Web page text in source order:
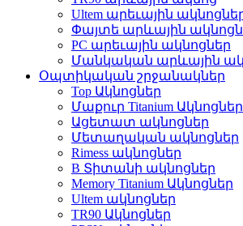
Ultem արեւային
Փայտե արևային
PC արեւային ակնոցներ
Մանկական արևային
Օպտիկական շրջանակներ
Top Ակնոցներ
Մաքուր Titanium Ակնոցներ
Ացետատ ակնոցներ
Մետաղական ակնոցներ
Rimess ակնոցներ
B Տիտանի ակնոցներ
Memory Titanium Ակնոցներ
Ultem ակնոցներ
TR90 Ակնոցներ